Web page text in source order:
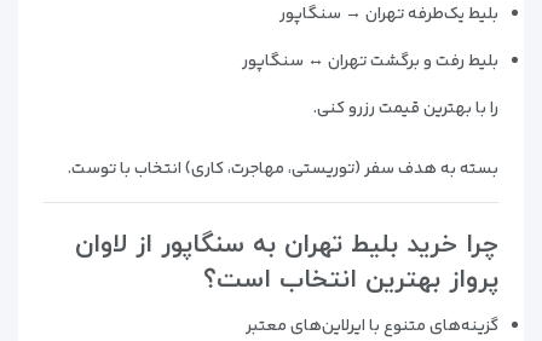
بلیط یک‌طرفه تهران → سنگاپور
بلیط رفت و برگشت تهران ↔ سنگاپور
را با بهترین قیمت رزرو کنی.
بسته به هدف سفر (توریستی، مهاجرت، کاری) انتخاب با توست.
چرا خرید بلیط تهران به سنگاپور از لاوان
پرواز بهترین انتخاب است؟
گزینه‌های متنوع با ایرلاین‌های معتبر